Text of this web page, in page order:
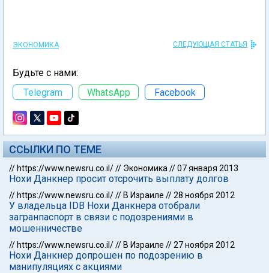
ЭКОНОМИКА СЛЕДУЮЩАЯ СТАТЬЯ
Будьте с нами:
Telegram
WhatsApp Facebook
ССЫЛКИ ПО ТЕМЕ
// https://www.newsru.co.il/// Экономика //07 января 2013
Нохи Данкнер просит отсрочить выплату долгов
// https://www.newsru.co.il/// В Израиле //28 ноября 2012
У владельца IDB Нохи Данкнера отобрали
загранпаспорт в связи с подозрениями в
мошенничестве
// https://www.newsru.co.il/// В Израиле //27 ноября 2012
Нохи Данкнер допрошен по подозрению в
манипуляциях с акциями